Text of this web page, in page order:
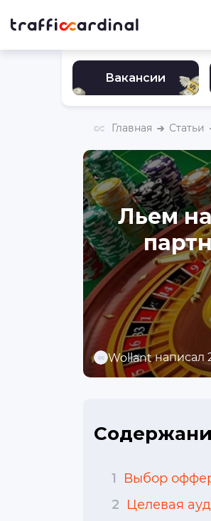
Вакансии
Главная Статьи
Льем
Wollantнаписал
1
Выбор
2 Целевая